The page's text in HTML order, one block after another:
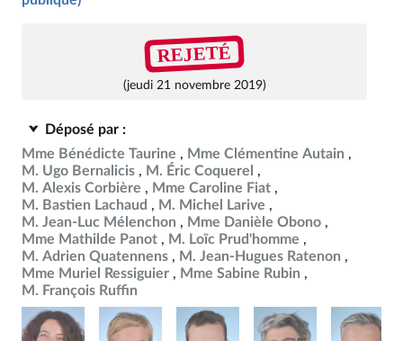
REJETÉ
(jeudi 21 novembre 2019)
Déposé par :
Mme Bénédicte Taurine
Mme Clémentine Autain
M. Ugo Bernalicis
M. Éric Coquerel
M. Alexis Corbière
Mme Caroline Fiat
M. Bastien Lachaud
M. Michel Larive
M. Jean-Luc Mélenchon
Mme Danièle Obono
Mme Mathilde Panot
M. Loïc Prud'homme
M. Adrien Quatennens
M. Jean-Hugues Ratenon
Mme Muriel Ressiguier
Mme Sabine Rubin
M. François Ruffin